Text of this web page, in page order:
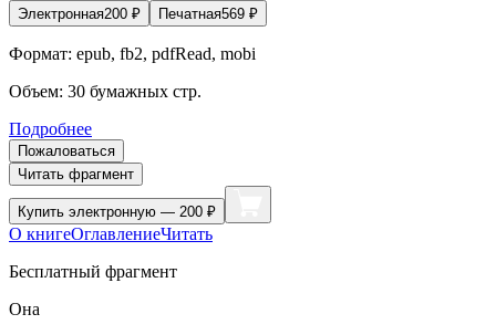
Электронная200 ₽ Печатная569 ₽
Формат: epub, fb2, pdfRead, mobi
Объем: 30 бумажных стр.
Подробнее
Пожаловаться
Читать фрагмент
Купить электронную — 200 ₽
О книгеОглавлениеЧитать
Бесплатный фрагмент
Она